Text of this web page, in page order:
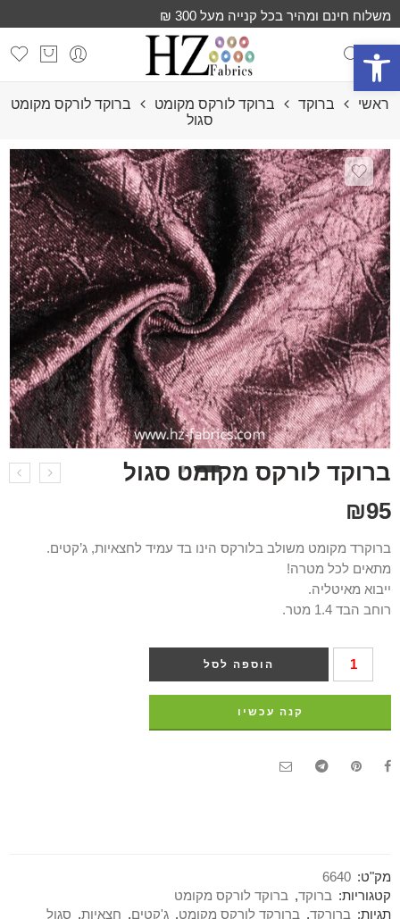
פתח סרגל נגישות
משלוח חינם ומהיר בכל קנייה מעל 300 ₪
ראשי ברוקד ברוקד לורקס מקומט
ברוקד לורקס מקומט
סגול
ברוקד לורקס מקומט סגול
₪95
ברוקרד מקומט משולב בלורקס הינו בד עמיד לחצאיות, ג’קטים.
מתאים לכל מטרה!
ייבוא מאיטליה.
רוחב הבד 1.4 מטר.
הוספה לסל
קנה עכשיו
מק"ט: 6640
קטגוריות: ברוקד, ברוקד לורקס מקומט
תגיות: ברורקד, ברורקד לורקס מקומט, ג'קטים, חצאיות, סגול